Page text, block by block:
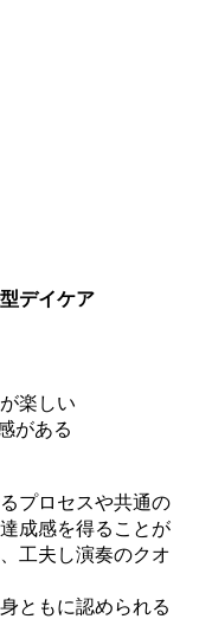
デイケア
楽しい
がある
プロセスや共通の
成感を得ることが
工夫し演奏のクオ
ともに認められる